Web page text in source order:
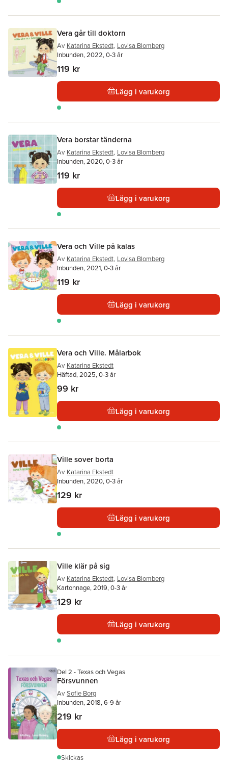
Vera går till doktorn
Av Katarina Ekstedt, Lovisa Blomberg
Inbunden, 2022, 0-3 år
119 kr
Lägg i varukorg
Vera borstar tänderna
Av Katarina Ekstedt, Lovisa Blomberg
Inbunden, 2020, 0-3 år
119 kr
Lägg i varukorg
Vera och Ville på kalas
Av Katarina Ekstedt, Lovisa Blomberg
Inbunden, 2021, 0-3 år
119 kr
Lägg i varukorg
Vera och Ville. Målarbok
Av Katarina Ekstedt
Häftad, 2025, 0-3 år
99 kr
Lägg i varukorg
Ville sover borta
Av Katarina Ekstedt
Inbunden, 2020, 0-3 år
129 kr
Lägg i varukorg
Ville klär på sig
Av Katarina Ekstedt, Lovisa Blomberg
Kartonnage, 2019, 0-3 år
129 kr
Lägg i varukorg
Del 2 - Texas och Vegas
Försvunnen
Av Sofie Borg
Inbunden, 2018, 6-9 år
219 kr
Lägg i varukorg
Skickas